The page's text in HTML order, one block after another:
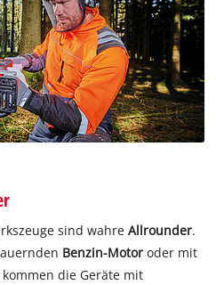
sind wahreAllrounder.
Benzin-Motor oder mit
kommen die Geräte mit